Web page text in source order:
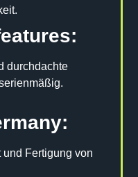
durchdachte
Fertigung von